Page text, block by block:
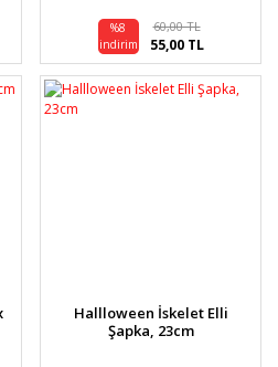
%8
indirim
60,00 TL
55,00 TL
Hallloween İskelet Elli
Şapka, 23cm